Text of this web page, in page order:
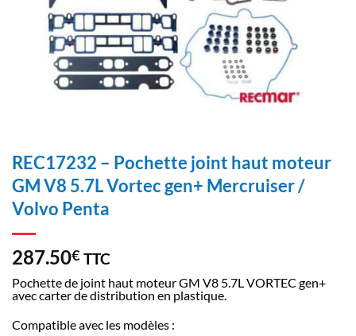
REC17232 – Pochette joint haut moteur
GM V8 5.7L Vortec gen+ Mercruiser /
Volvo Penta
287.50€ TTC
Pochette de joint haut moteur GM V8 5.7L VORTEC gen+
avec carter de distribution en plastique.
Compatible avec les modèles :